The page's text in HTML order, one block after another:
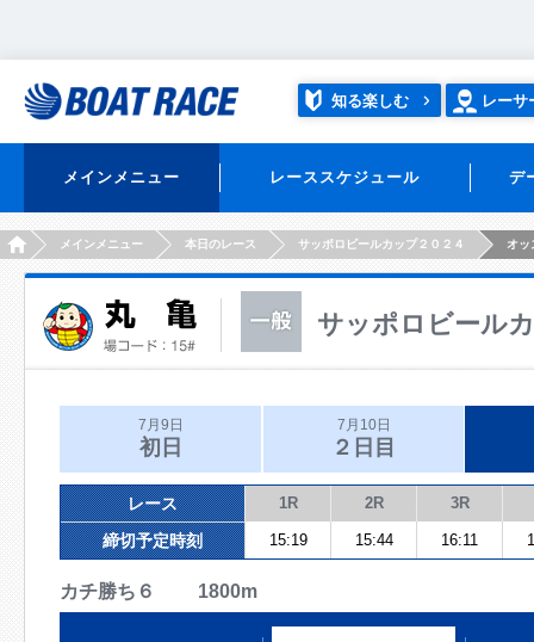
知る楽しむ レーサ
メインメニュー レーススケジュール デ
HOMEメインメニュー 本日のレース サッポロビールカップ２０２４ オッ
サッポロビール
7月9日
初日
7月10日
２日目
レース 1R 2R 3R
締切予定時刻 15:19 15:44 16:11
カチ勝ち６ 1800m